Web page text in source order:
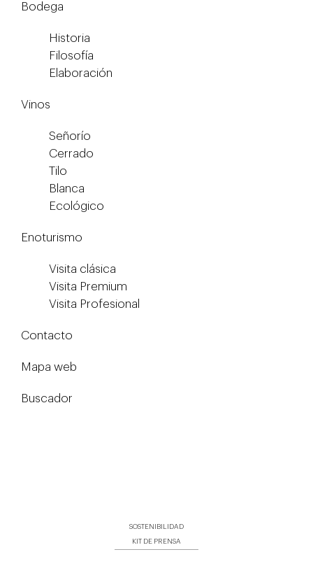
Bodega
Historia
Filosofía
Elaboración
Vinos
Señorío
Cerrado
Tilo
Blanca
Ecológico
Enoturismo
Visita clásica
Visita Premium
Visita Profesional
Contacto
Mapa web
Buscador
SOSTENIBILIDAD
KIT DE PRENSA